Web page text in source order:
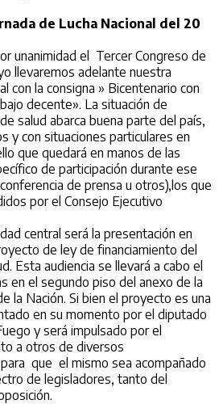
de Lucha Nacional del 20
unanimidad el Tercer Congreso de
llevaremos adelante nuestra
con la consigna » Bicentenario con
decente». La situación de
salud abarca buena parte del país,
y con situaciones particulares en
que quedará en manos de las
de participación durante ese
de prensa u otros),los que
por el Consejo Ejecutivo
central será la presentación en
de ley de financiamiento del
Esta audiencia se llevará a cabo el
en el segundo piso del anexo de la
la Nación. Si bien el proyecto es una
en su momento por el diputado
y será impulsado por el
a otros de diversos
que el mismo sea acompañado
de legisladores, tanto del